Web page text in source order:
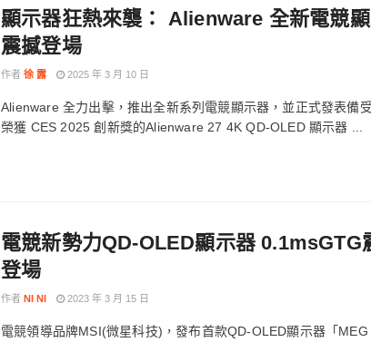
顯示器狂熱來襲： Alienware 全新電競
震撼登場
作者 徐 露 2025 年 3 月 10 日
Alienware 全力出擊，推出全新系列電競顯示器，並正式發表備
榮獲 CES 2025 創新獎的Alienware 27 4K QD-OLED 顯示器 ...
電競新勢力QD-OLED顯示器 0.1msGTG
登場
作者 NI NI 2023 年 3 月 15 日
電競領導品牌MSI(微星科技)，發布首款QD-OLED顯示器「